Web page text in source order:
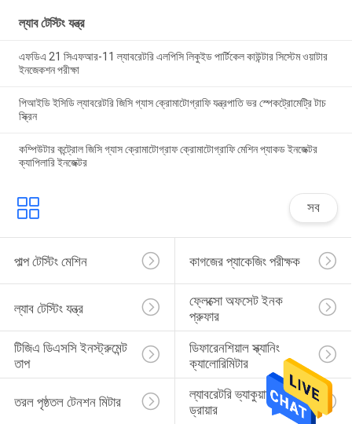
ল্যাব টেস্টিং যন্ত্র
এফডিএ 21 সিএফআর-11 ল্যাবরেটরি এলপিসি লিকুইড পার্টিকেল কাউন্টার সিস্টেম ওয়াটার
ইনজেকশন পরীক্ষা
পিআইডি ইসিডি ল্যাবরেটরি জিসি গ্যাস ক্রোমাটোগ্রাফি যন্ত্রপাতি ভর স্পেকট্রোমেট্রি টাচ
স্ক্রিন
কম্পিউটার কন্ট্রোল জিসি গ্যাস ক্রোমাটোগ্রাফ ক্রোমাটোগ্রাফি মেশিন প্যাকড ইনজেক্টর
ক্যাপিলারি ইনজেক্টর
সব
পাল্প টেস্টিং মেশিন কাগজের প্যাকেজিং পরীক্ষক
ল্যাব টেস্টিং যন্ত্র
ফ্লেক্সো অফসেট ইনক
প্রুফার
টিজিএ ডিএসসি ইনস্ট্রুমেন্ট
তাপ
ডিফারেনশিয়াল স্ক্যানিং
ক্যালোরিমিটার
তরল পৃষ্ঠতল টেনশন মিটার
ল্যাবরেটরি ভ্যাকুয়াম ফ্রিজ
ড্রায়ার